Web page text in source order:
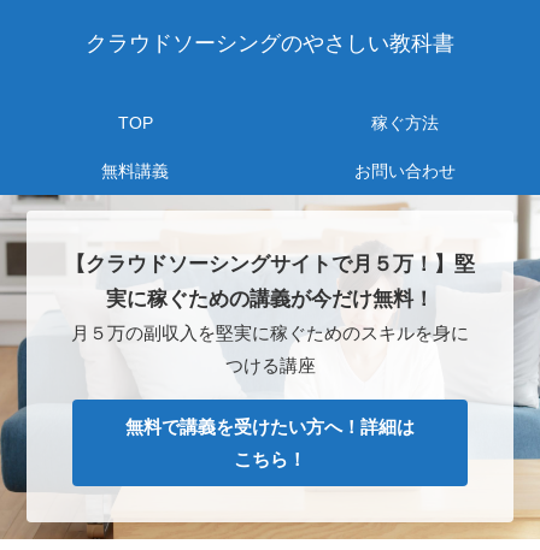
クラウドソーシングのやさしい教科書
TOP 稼ぐ方法
無料講義 お問い合わせ
【クラウドソーシングサイトで月５万！】堅
実に稼ぐための講義が今だけ無料！
月５万の副収入を堅実に稼ぐためのスキルを身に
つける講座
無料で講義を受けたい方へ！詳細は
こちら！